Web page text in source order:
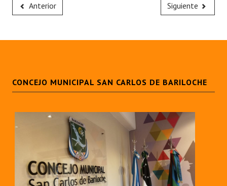
Anterior Siguiente
CONCEJO MUNICIPAL SAN CARLOS DE BARILOCHE